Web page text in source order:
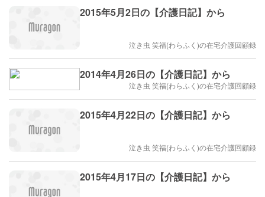
2015年5月2日の【介護日記】から
泣き虫 笑福(わらふく)の在宅介護回顧録
2014年4月26日の【介護日記】から
泣き虫 笑福(わらふく)の在宅介護回顧録
2015年4月22日の【介護日記】から
泣き虫 笑福(わらふく)の在宅介護回顧録
2015年4月17日の【介護日記】から